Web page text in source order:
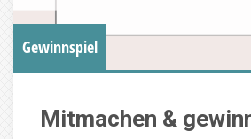
Gewinnspiel
Mitmachen &